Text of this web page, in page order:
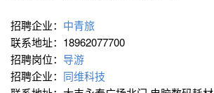
招聘企业： 中青旅
联系地址：18962077700
招聘岗位： 导游
招聘企业： 同维科技